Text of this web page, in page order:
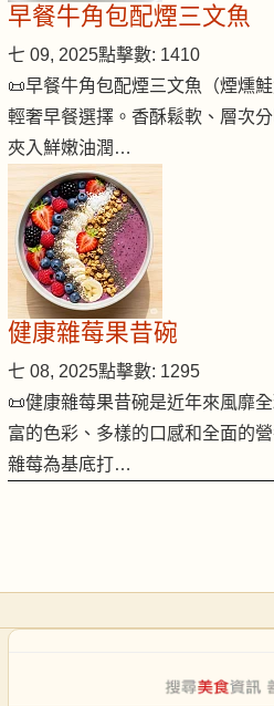
早餐牛角包配煙三文魚
七 09, 2025點擊數: 1410
📜早餐牛角包配煙三文魚（煙燻
輕奢早餐選擇。香酥鬆軟、層次
夾入鮮嫩油潤…
健康雜莓果昔碗
七 08, 2025點擊數: 1295
📜健康雜莓果昔碗是近年來風靡
富的色彩、多樣的口感和全面的
雜莓為基底打…